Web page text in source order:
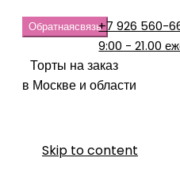
Обратнаясвязь+7 926 560-
9:00 - 21.00
Торты на заказ
в Москве и области
Skip to content